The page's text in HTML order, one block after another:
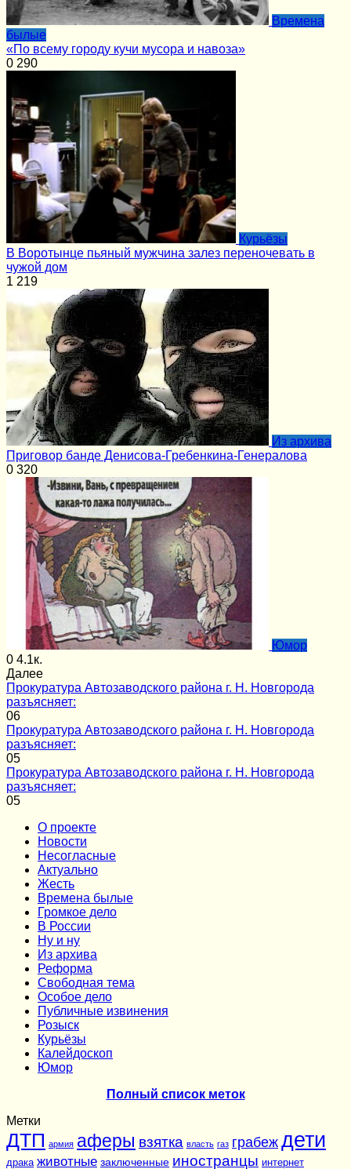
Времена
былые
«По всему городу кучи мусора и навоза»
0 290
Курьёзы
В Воротынце пьяный мужчина залез переночевать в
чужой дом
1 219
Из архива
Приговор банде Денисова-Гребенкина-Генералова
0 320
Юмор
0 4.1к.
Далее
Прокуратура Автозаводского района г. Н. Новгорода
разъясняет:
06
Прокуратура Автозаводского района г. Н. Новгорода
разъясняет:
05
Прокуратура Автозаводского района г. Н. Новгорода
разъясняет:
05
О проекте
Новости
Несогласные
Актуально
Жесть
Времена былые
Громкое дело
В России
Ну и ну
Из архива
Реформа
Cвободная тема
Особое дело
Публичные извинения
Розыск
Курьёзы
Калейдоскоп
Юмор
Полный список меток
Метки
ДТП армия аферы взятка власть газ грабеж дети
драка животные заключенные иностранцы интернет